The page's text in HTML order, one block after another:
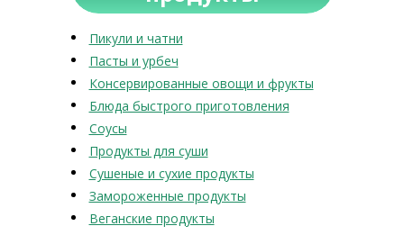
Пикули и чатни
Пасты и урбеч
Консервированные овощи и фрукты
Блюда быстрого приготовления
Соусы
Продукты для суши
Сушеные и сухие продукты
Замороженные продукты
Веганские продукты